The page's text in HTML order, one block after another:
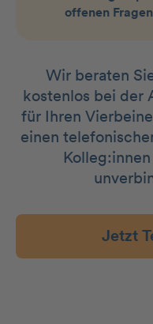
offenen
Wir beraten
kostenlos bei der
für Ihren
einen
Jetzt